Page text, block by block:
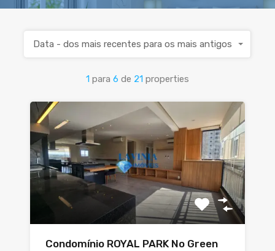
1 para 6 de 21 properties
Data - dos mais recentes para os mais antigos
Condomínio ROYAL PARK No Green